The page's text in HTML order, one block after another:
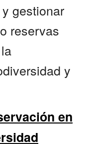
gestionar
reservas
y
en